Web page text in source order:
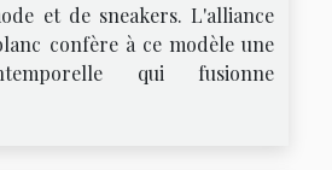
et de sneakers. L'alliance
confère à ce modèle une
qui fusionne